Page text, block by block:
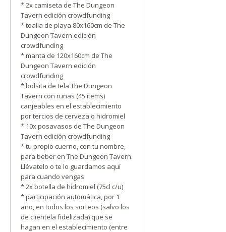
* 2x camiseta de The Dungeon
Tavern edición crowdfunding
* toalla de playa 80x160cm de The
Dungeon Tavern edición
crowdfunding
* manta de 120x160cm de The
Dungeon Tavern edición
crowdfunding
* bolsita de tela The Dungeon
Tavern con runas (45 ítems)
canjeables en el establecimiento
por tercios de cerveza o hidromiel
* 10x posavasos de The Dungeon
Tavern edición crowdfunding
* tu propio cuerno, con tu nombre,
para beber en The Dungeon Tavern.
Llévatelo o te lo guardamos aquí
para cuando vengas
* 2x botella de hidromiel (75cl c/u)
* participación automática, por 1
año, en todos los sorteos (salvo los
de clientela fidelizada) que se
hagan en el establecimiento (entre